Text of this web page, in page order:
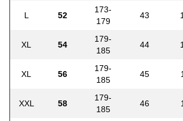
L 52
173-
179
43
XL 54
179-
185
44
XL 56
179-
185
45
XXL 58
179-
185
46